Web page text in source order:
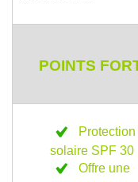
POINTS
Protection
solaire SPF 30
Offre une